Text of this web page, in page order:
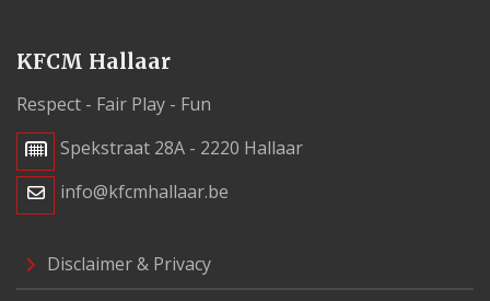
KFCM Hallaar
Respect - Fair Play - Fun
Spekstraat 28A - 2220 Hallaar
info@kfcmhallaar.be
Disclaimer & Privacy